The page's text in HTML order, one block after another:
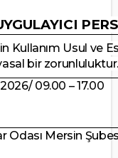
Kullanım Usul ve
bir zorunluluktur.
09.00 – 17.00
Odası Mersin